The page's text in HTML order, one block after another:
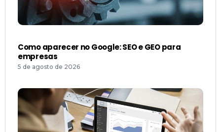
Como aparecer no Google: SEO e GEO para
empresas
5 de agosto de 2026